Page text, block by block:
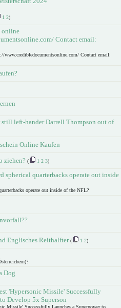
1 2)
online
Contact email:
www.credibledocumentsonline.com/ Contact email:
left-hander Darrell Thompson out of
Online Kaufen
ziehen? ( 1 2 3)
spherical quarterbacks operate out inside
operate out inside of the NFL?
Englisches Reithalfter( 1 2)
Dog
'Hypersonic Missile' Successfully
Develop 5x Superson
Missile' Successfully Launches a Superpower to